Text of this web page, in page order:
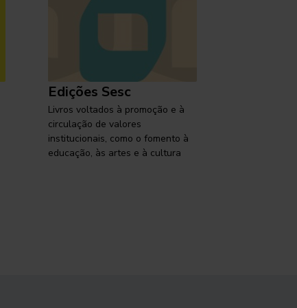
Edições Sesc
Livros voltados à promoção e à
circulação de valores
institucionais, como o fomento à
educação, às artes e à cultura